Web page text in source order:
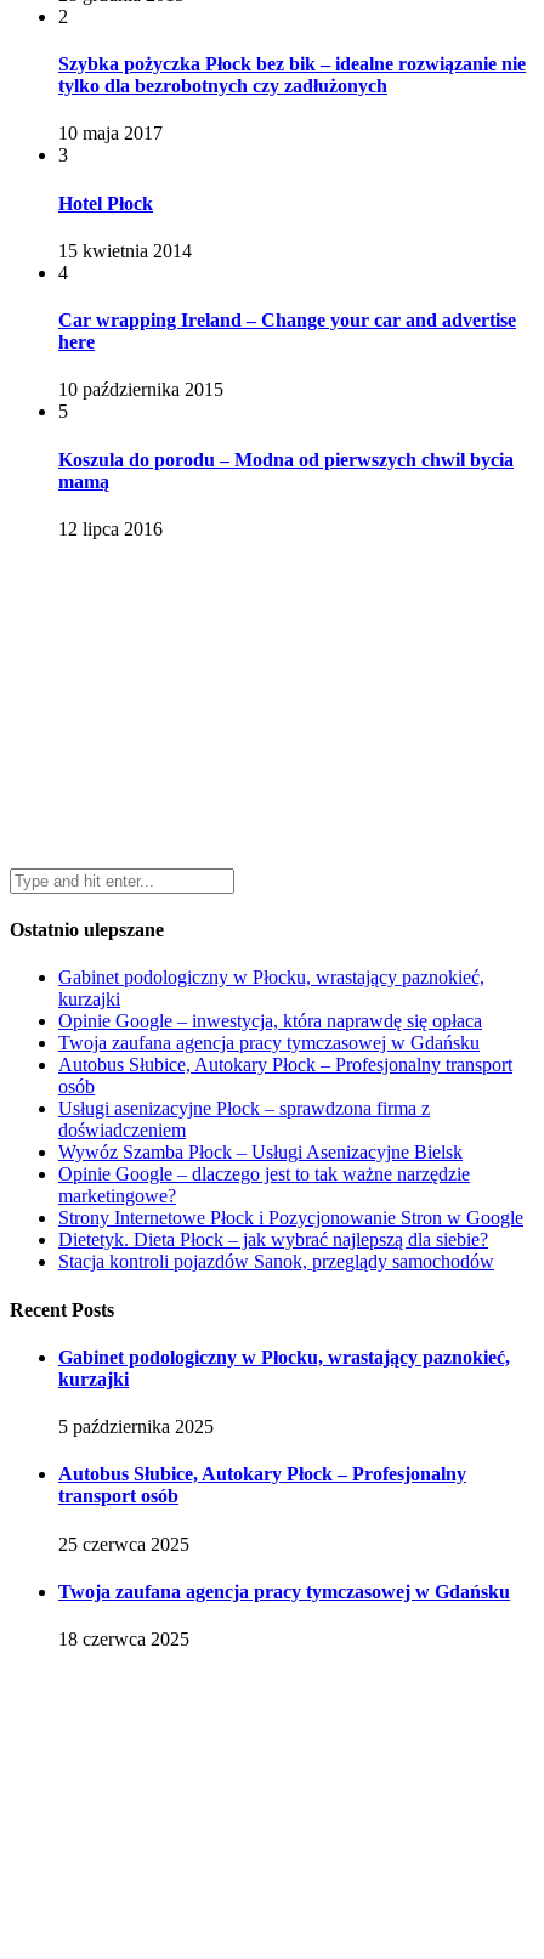
2
Szybka pożyczka Płock bez bik – idealne rozwiązanie nie
tylko dla bezrobotnych czy zadłużonych
10 maja 2017
3
Hotel Płock
15 kwietnia 2014
4
Car wrapping Ireland – Change your car and advertise
here
10 października 2015
5
Koszula do porodu – Modna od pierwszych chwil bycia
mamą
12 lipca 2016
Ostatnio ulepszane
Gabinet podologiczny w Płocku, wrastający paznokieć,
kurzajki
Opinie Google – inwestycja, która naprawdę się opłaca
Twoja zaufana agencja pracy tymczasowej w Gdańsku
Autobus Słubice, Autokary Płock – Profesjonalny transport
osób
Usługi asenizacyjne Płock – sprawdzona firma z
doświadczeniem
Wywóz Szamba Płock – Usługi Asenizacyjne Bielsk
Opinie Google – dlaczego jest to tak ważne narzędzie
marketingowe?
Strony Internetowe Płock i Pozycjonowanie Stron w Google
Dietetyk. Dieta Płock – jak wybrać najlepszą dla siebie?
Stacja kontroli pojazdów Sanok, przeglądy samochodów
Recent Posts
Gabinet podologiczny w Płocku, wrastający paznokieć,
kurzajki
5 października 2025
Autobus Słubice, Autokary Płock – Profesjonalny
transport osób
25 czerwca 2025
Twoja zaufana agencja pracy tymczasowej w Gdańsku
18 czerwca 2025